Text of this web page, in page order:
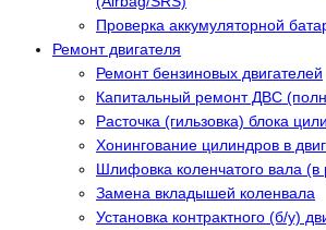
Проверка аккумуляторной
Ремонт двигателя
Ремонт бензиновых двигателей
Капитальный ремонт ДВС
Расточка (гильзовка) блока
Хонингование цилиндров в
Шлифовка коленчатого вала
Замена вкладышей коленвала
Установка контрактного (б/у)